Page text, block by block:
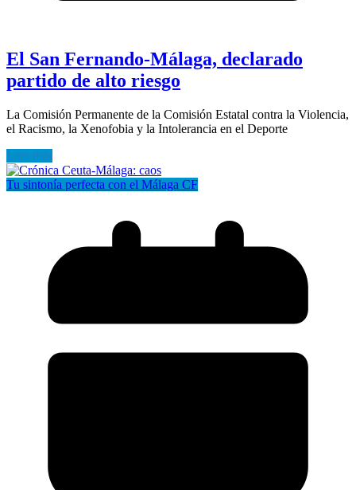
El San Fernando-Málaga, declarado
partido de alto riesgo
La Comisión Permanente de la Comisión Estatal contra la Violencia,
el Racismo, la Xenofobia y la Intolerancia en el Deporte
Leer más
Tu sintonía perfecta con el Málaga CF